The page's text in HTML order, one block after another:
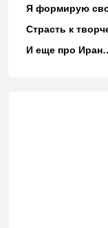
Я формирую
Страсть к
И еще про